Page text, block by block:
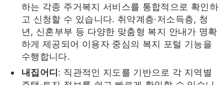
하는 각종 주거복지 서비스를 통합적으로 확인하
고 신청할 수 있습니다. 취약계층·저소득층, 청
년, 신혼부부 등 다양한 맞춤형 복지 안내가 명확
하게 제공되어 이용자 중심의 복지 포털 기능을
수행합니다.
내집어디 : 직관적인 지도를 기반으로 각 지역별